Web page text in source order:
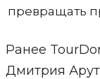
превращать
Ранее
Дмитрия